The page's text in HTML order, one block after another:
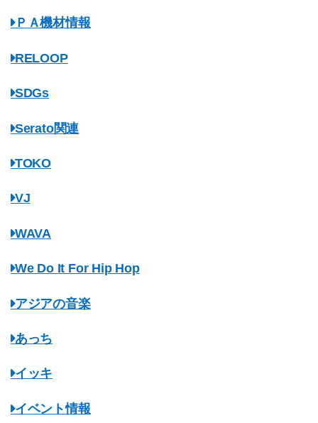
ＰＡ機材情報
RELOOP
SDGs
Serato関連
TOKO
VJ
WAVA
We Do It For Hip Hop
アジアの音楽
あっち
イッキ
イベント情報